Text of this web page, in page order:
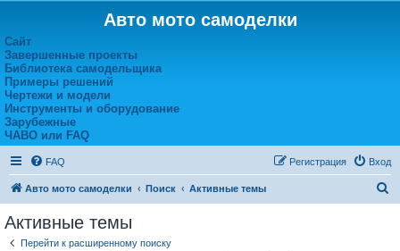
Авто мото самоделки
Сайт
Завершенные проекты
Библиотека самодельщика
Примеры решений
Чертежи и модели
Инструменты и оборудование
Зарубежные
ЧАВО или FAQ
FAQ Вход
Регистрация
Авто мото самоделки Поиск Активные темы
Активные темы
Перейти к расширенному поиску